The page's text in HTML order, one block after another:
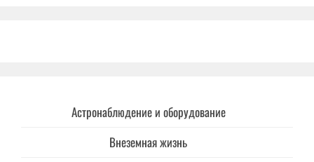
Астронаблюдение и оборудование
Внеземная жизнь